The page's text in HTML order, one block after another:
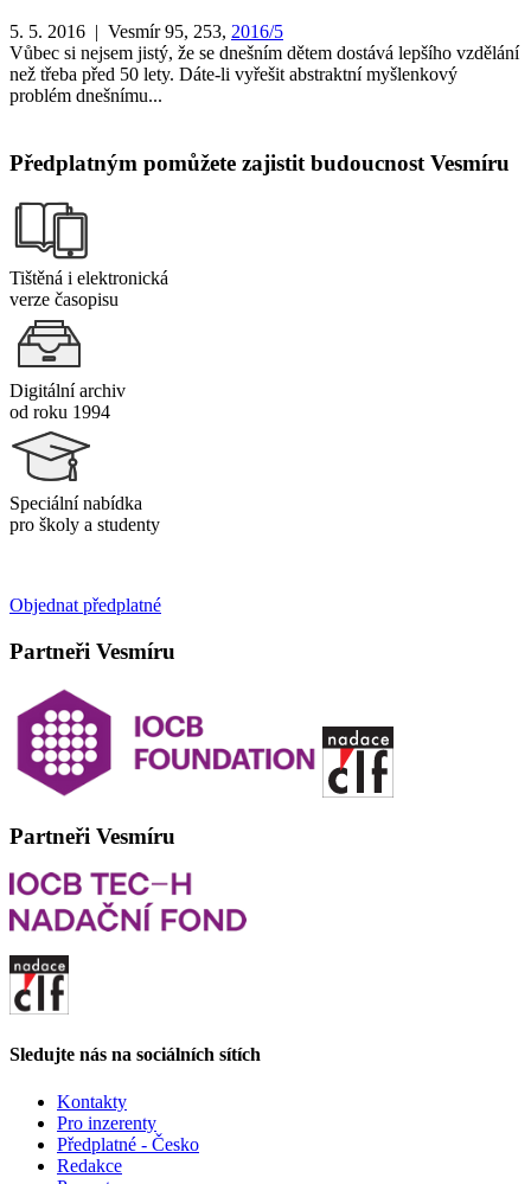
5. 5. 2016 | Vesmír 95, 253, 2016/5
Vůbec si nejsem jistý, že se dnešním dětem dostává lepšího vzdělání
než třeba před 50 lety. Dáte-li vyřešit abstraktní myšlenkový
problém dnešnímu...
Předplatným pomůžete zajistit budoucnost Vesmíru
Tištěná i elektronická
verze časopisu
Digitální archiv
od roku 1994
Speciální nabídka
pro školy a studenty
Objednat předplatné
Partneři Vesmíru
Partneři Vesmíru
Sledujte nás na sociálních sítích
Kontakty
Pro inzerenty
Předplatné - Česko
Redakce